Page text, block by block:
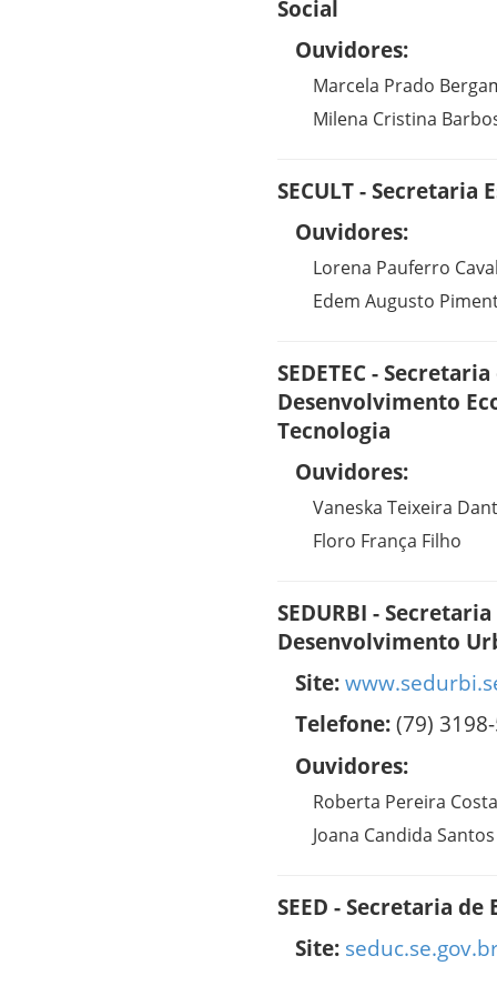
Social
Ouvidores:
Marcela Prado
Milena Cristina
SECULT - Secretaria
Ouvidores:
Lorena Pauferro
Edem Augusto
SEDETEC -
Desenvolvimento
Tecnologia
Ouvidores:
Vaneska Teixeira
Floro França Filho
SEDURBI -
Desenvolvimento
Site:
Telefone:(79)
Ouvidores:
Roberta Pereira Costa
Joana Candida Santos
SEED - Secretaria de
Site: